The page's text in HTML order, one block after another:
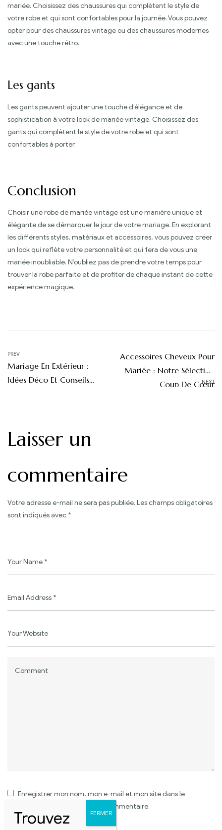
mariée. Choisissez des chaussures qui complètent le style de
votre robe et qui sont confortables pour la journée. Vous pouvez
opter pour des chaussures vintage ou des chaussures modernes
avec une touche rétro.
Les gants
Les gants peuvent ajouter une touche d’élégance et de
sophistication à votre look de mariée vintage. Choisissez des
gants qui complètent le style de votre robe et qui sont
confortables à porter.
Conclusion
Choisir une robe de mariée vintage est une manière unique et
élégante de se démarquer le jour de votre mariage. En explorant
les différents styles, matériaux et accessoires, vous pouvez créer
un look qui reflète votre personnalité et qui fera de vous une
mariée inoubliable. N’oubliez pas de prendre votre temps pour
trouver la robe parfaite et de profiter de chaque instant de cette
expérience magique.
Navigation
de
PREV
Mariage En Extérieur :
Idées Déco Et Conseils
NEXT
Accessoires Cheveux Pour
Mariée : Notre Sélection
Coup De Cœur
Laisser un
commentaire
Votre adresse e-mail ne sera pas publiée. Les champs obligatoires
sont indiqués avec *
Enregistrer mon nom, mon e-mail et mon site dans le
navigateur pour mon prochain commentaire.